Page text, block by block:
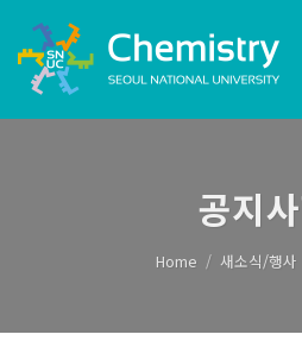
공지
Home 새소식/행사